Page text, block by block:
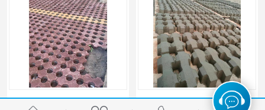
左权井字砖厂家 宝满建材 库存充足